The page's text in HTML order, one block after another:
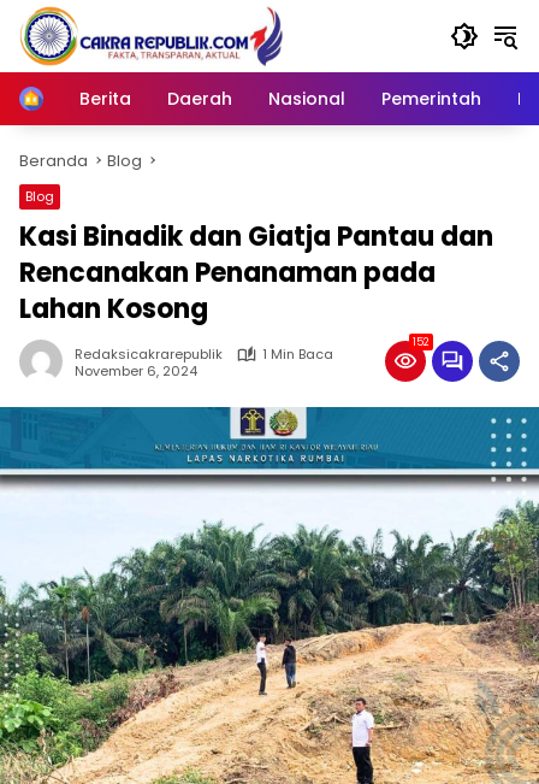
Langsung
konten
Home
Berita Daerah Nasional Pemerintah
Beranda Blog
Blog
Kasi Binadik dan Giatja Pantau dan
Rencanakan Penanaman pada
Lahan Kosong
Redaksicakrarepublik
1 Min Baca
November 6, 2024
152